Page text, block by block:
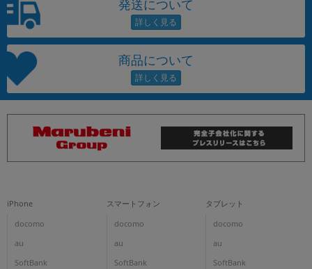
発送について
商品について
iPhone
docomo
au
SoftBank
スマートフォン
docomo
au
SoftBank
タブレット
docomo
au
SoftBank